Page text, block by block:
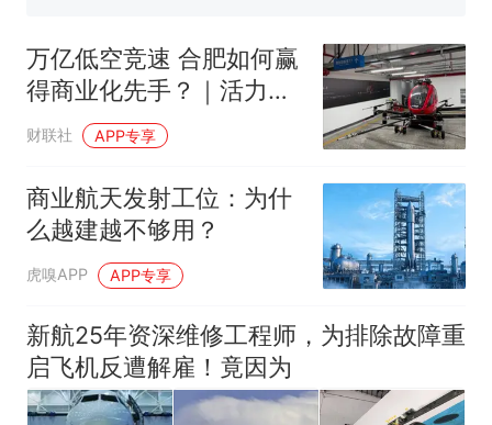
间创作“悬浮字” 网友：真·裸眼
3D！
热 制裁瓜子饺子，美国怕什
么？
万亿低空竞速 合肥如何赢
得商业化先手？｜活力中
国调研行
财联社 APP专享
商业航天发射工位：为什
么越建越不够用？
虎嗅APP APP专享
新航25年资深维修工程师，为排除故障重
启飞机反遭解雇！竟因为